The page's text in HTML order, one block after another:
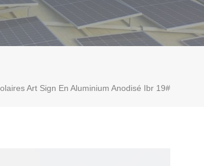
Art Sign En Aluminium Anodisé Ibr 19#